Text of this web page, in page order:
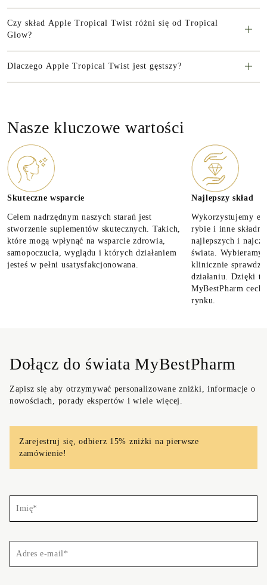
Czy skład Apple Tropical Twist różni się od Tropical
Glow?
Dlaczego Apple Tropical Twist jest gęstszy?
Nasze kluczowe wartości
Skuteczne wsparcie
Celem nadrzędnym naszych starań jest
stworzenie suplementów skutecznych. Takich,
które mogą wpłynąć na wsparcie zdrowia,
samopoczucia, wyglądu i których działaniem
jesteś w pełni usatysfakcjonowana.
Najlepszy skład
Wykorzystujemy
rybie i inne
najlepszych i
świata. Wybieramy
klinicznie
działaniu. Dzięki
MyBestPharm
rynku.
Dołącz do świata MyBestPharm
Zapisz się aby otrzymywać personalizowane zniżki, informacje o
nowościach, porady ekspertów i wiele więcej.
Zarejestruj się, odbierz 15% zniżki na pierwsze
zamówienie!
e-
mail*